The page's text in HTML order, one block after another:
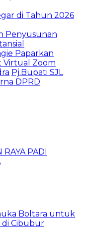
di Tahun 2026
Penyusunan
Paparkan
Virtual Zoom
Pj.Bupati SJL
DPRD
PADI
Boltara untuk
di Cibubur